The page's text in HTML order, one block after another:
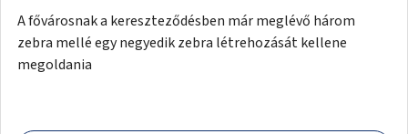
festményei mellett, L. Ritók Nóra (Igazgyöngy)
gyermekeinek elismert rajzaiból időszaki kiállítás is helyet
kaphatna a térben. Segítségül Józsefváros önkormányzata,
A fővárosnak a kereszteződésben már meglévő három
zebra mellé egy negyedik zebra létrehozását kellene
megoldania